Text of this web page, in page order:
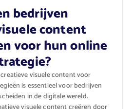
bedrijven
content
voor hun online
visuele content voor
is essentieel voor bedrijven
in de digitale wereld.